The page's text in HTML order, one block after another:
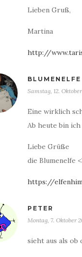
Lieben Gruß,
Martina
http://
BLUMENELFE
Samstag, 12.
Eine wirklich
Ab heute bin ich
Liebe Grüße
die Blumenelfe
https://
PETER
Montag, 7. Oktober
sieht aus als ob